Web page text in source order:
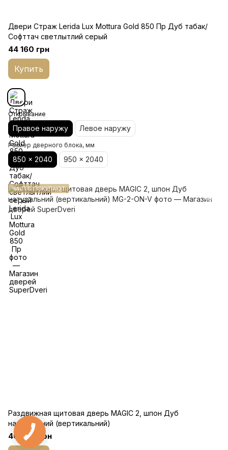
Двери Страж Lerida Lux Mottura Gold 850 Пр Дуб табак/
Софттач светлытлий серый
44 160 грн
Купить
Открывание
Правое наружу Левое наружу
Размер дверного блока, мм
850 x 2040 950 x 2040
ЧАСТО ПОКУПАЮТ
Раздвижная щитовая дверь MAGIC 2, шпон Дуб
натуральний (вертикальний)
40 065 грн